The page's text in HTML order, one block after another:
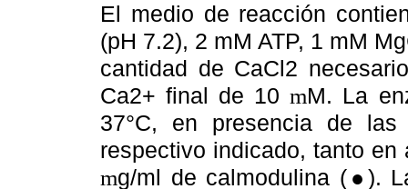
El medio de reacción
(pH 7.2), 2 mM ATP, 1 mM
cantidad de CaCl2
Ca2+ final de 10mM. La
37°C, en presencia de las
respectivo indicado, tanto
mg/ml de calmodulina (●).